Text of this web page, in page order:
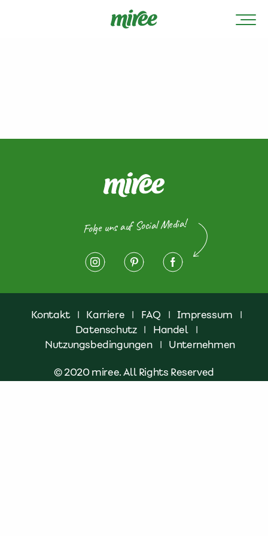
Folge uns auf Social Media!
Kontakt | Karriere | FAQ | Impressum
|
Datenschutz | Handel
|
Nutzungsbedingungen
| Unternehmen
© 2020 miree. All Rights Reserved